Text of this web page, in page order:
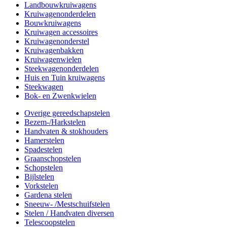
Landbouwkruiwagens
Kruiwagenonderdelen
Bouwkruiwagens
Kruiwagen accessoires
Kruiwagenonderstel
Kruiwagenbakken
Kruiwagenwielen
Steekwagenonderdelen
Huis en Tuin kruiwagens
Steekwagen
Bok- en Zwenkwielen
Overige gereedschapstelen
Bezem-/Harkstelen
Handvaten & stokhouders
Hamerstelen
Spadestelen
Graanschopstelen
Schopstelen
Bijlstelen
Vorkstelen
Gardena stelen
Sneeuw- /Mestschuifstelen
Stelen / Handvaten diversen
Telescoopstelen